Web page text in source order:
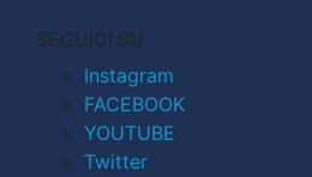
SEGUICI SU
Instagram
FACEBOOK
YOUTUBE
Twitter